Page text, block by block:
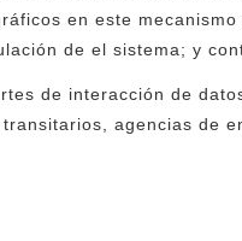
en este
de el sistema; y
de interacción de
agencias de